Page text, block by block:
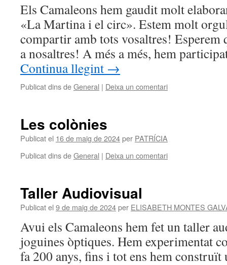
Els Camaleons hem gaudit molt
«La Martina i el circ». Estem molt
compartir amb tots vosaltres! Esperem
a nosaltres! A més a més, hem
Continua llegint →
Publicat dins deGeneral | Deixa un comentari
Les colònies
Publicat el 16 de maig de 2024per PATRÍCIA
Publicat dins deGeneral | Deixa un comentari
Taller Audiovisual
Publicat el 9 de maig de 2024per ELISABETH MONTES
Avui els Camaleons hem fet un taller
joguines òptiques. Hem experimentat
fa 200 anys, fins i tot ens hem construït